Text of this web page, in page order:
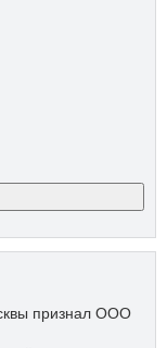
признал ООО